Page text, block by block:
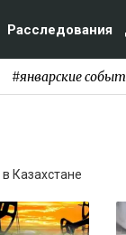
Расследования
#январские
Казахстане